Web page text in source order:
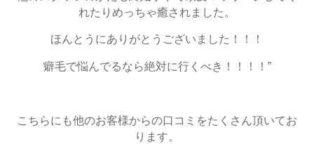
れたりめっちゃ癒されました。
ほんとうにありがとうございました！！！
癖毛で悩んでるなら絶対に行くべき！！！！”
こちらにも他のお客様からの口コミをたくさん頂いてお
ります。